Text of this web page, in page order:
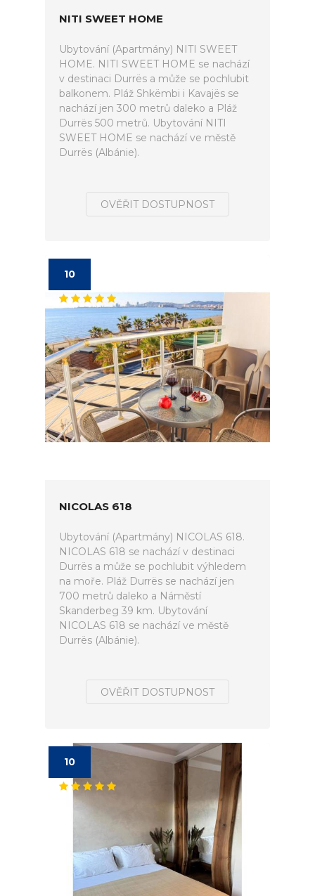
NITI SWEET HOME
Ubytování (Apartmány) NITI SWEET
HOME. NITI SWEET HOME se nachází
v destinaci Durrës a může se pochlubit
balkonem. Pláž Shkëmbi i Kavajës se
nachází jen 300 metrů daleko a Pláž
Durrës 500 metrů. Ubytování NITI
SWEET HOME se nachází ve městě
Durrës (Albánie).
OVĚŘIT DOSTUPNOST
10
NICOLAS 618
Ubytování (Apartmány) NICOLAS 618.
NICOLAS 618 se nachází v destinaci
Durrës a může se pochlubit výhledem
na moře. Pláž Durrës se nachází jen
700 metrů daleko a Náměstí
Skanderbeg 39 km. Ubytování
NICOLAS 618 se nachází ve městě
Durrës (Albánie).
OVĚŘIT DOSTUPNOST
10